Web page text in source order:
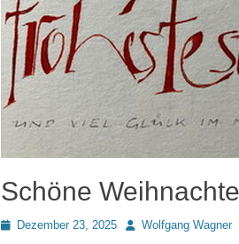
Schöne
PostedDezember 23, 2025 AutorWolfgang Wagner